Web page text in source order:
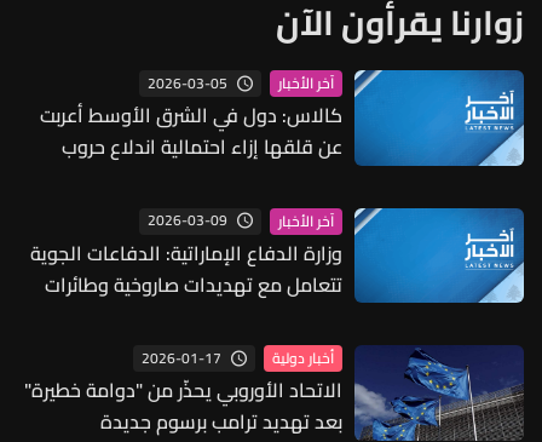
زوارنا يقرأون الآن
آخر الأخبار 2026-03-05
كالاس: دول في الشرق الأوسط أعربت
عن قلقها إزاء احتمالية اندلاع حروب
آخر الأخبار 2026-03-09
وزارة الدفاع الإماراتية: الدفاعات الجوية
تتعامل مع تهديدات صاروخية وطائرات
أخبار دولية 2026-01-17
الاتحاد الأوروبي يحذّر من "دوامة خطيرة"
بعد تهديد ترامب برسوم جديدة